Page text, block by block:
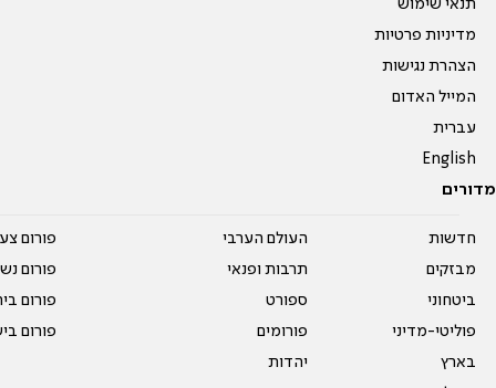
תנאי שימוש
מדיניות פרטיות
הצהרת נגישות
המייל האדום
עברית
English
מדורים
חדשות
מבזקים
ביטחוני
פוליטי-מדיני
בארץ
העולם הערבי
תרבות ופנאי
ספורט
פורומים
יהדות
פורום
פורום
פורום
פורום